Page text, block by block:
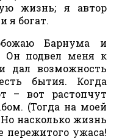
жизнь; я автор
я богат.
Барнума и
Он подвел меня к
дал возможность
бытия. Когда
– вот растопчут
(Тогда на моей
насколько жизнь
пережитого ужаса!